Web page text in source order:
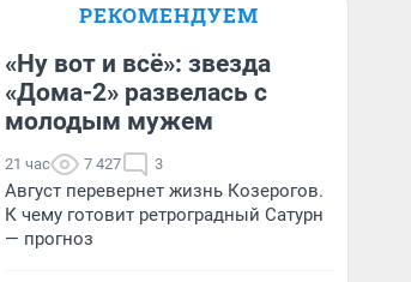
РЕКОМЕНДУЕМ
«Ну вот и всё»: звезда
«Дома-2» развелась с
молодым мужем
21 час 7 427 3
Август перевернет жизнь Козерогов.
К чему готовит ретроградный Сатурн
— прогноз